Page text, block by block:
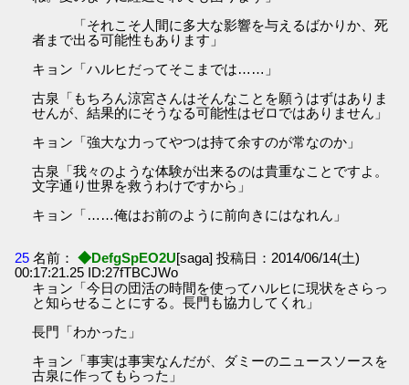
「それこそ人間に多大な影響を与えるばかりか、死
者まで出る可能性もあります」
キョン「ハルヒだってそこまでは……」
古泉「もちろん涼宮さんはそんなことを願うはずはありま
せんが、結果的にそうなる可能性はゼロではありません」
キョン「強大な力ってやつは持て余すのが常なのか」
古泉「我々のような体験が出来るのは貴重なことですよ。
文字通り世界を救うわけですから」
キョン「……俺はお前のように前向きにはなれん」
25 名前： ◆DefgSpEO2U[saga] 投稿日：2014/06/14(土)
00:17:21.25 ID:27fTBCJWo
キョン「今日の団活の時間を使ってハルヒに現状をさらっ
と知らせることにする。長門も協力してくれ」
長門「わかった」
キョン「事実は事実なんだが、ダミーのニュースソースを
古泉に作ってもらった」